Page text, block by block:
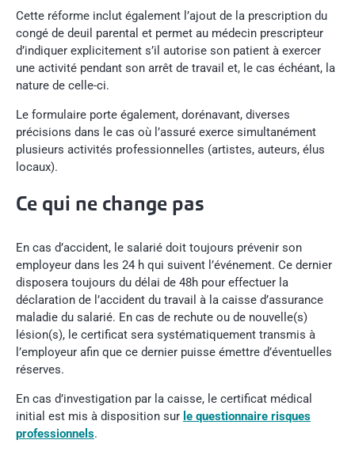
Cette réforme inclut également l’ajout de la prescription du
congé de deuil parental et permet au médecin prescripteur
d’indiquer explicitement s’il autorise son patient à exercer
une activité pendant son arrêt de travail et, le cas échéant, la
nature de celle-ci.
Le formulaire porte également, dorénavant, diverses
précisions dans le cas où l’assuré exerce simultanément
plusieurs activités professionnelles (artistes, auteurs, élus
locaux).
Ce qui ne change pas
En cas d’accident, le salarié doit toujours prévenir son
employeur dans les 24 h qui suivent l’événement. Ce dernier
disposera toujours du délai de 48h pour effectuer la
déclaration de l’accident du travail à la caisse d’assurance
maladie du salarié. En cas de rechute ou de nouvelle(s)
lésion(s), le certificat sera systématiquement transmis à
l’employeur afin que ce dernier puisse émettre d’éventuelles
réserves.
En cas d’investigation par la caisse, le certificat médical
initial est mis à disposition sur le questionnaire risques
professionnels.